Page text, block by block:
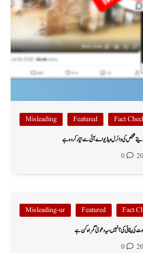
Fact
Featured
Misleading
شخص کی وائرل ویڈیو اے آئی سے تیار کردہ ہے
0
Fact
Featured
Misleading-ur
کی پٹائی کی؟ نہیں، یہ دعویٰ گمراہ کن ہے
0